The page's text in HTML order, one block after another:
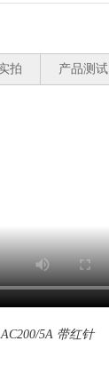
拍 产品测试
5A 带红针